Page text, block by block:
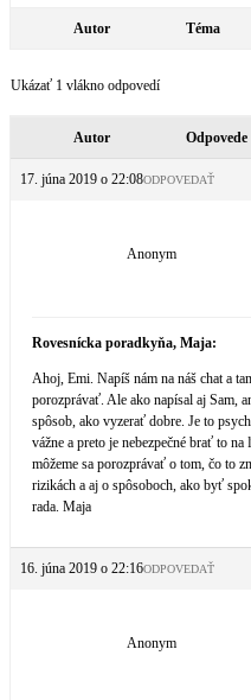
Autor Téma
Ukázať 1 vlákno odpovedí
Autor Odpovede
17. júna 2019 o 22:08ODPOVEDAŤ
Anonym
Rovesnícka poradkyňa, Maja:
Ahoj, Emi. Napíš nám na náš chat a
porozprávať. Ale ako napísal aj Sam,
spôsob, ako vyzerať dobre. Je to
vážne a preto je nebezpečné brať to
môžeme sa porozprávať o tom, čo to
rizikách a aj o spôsoboch, ako byť
rada. Maja
16. júna 2019 o 22:16ODPOVEDAŤ
Anonym